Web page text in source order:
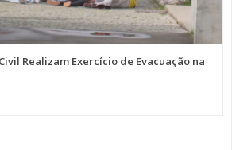
Realizam Exercício de Evacuação na